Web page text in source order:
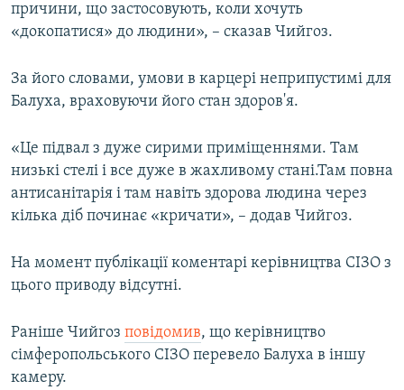
причини, що застосовують, коли хочуть
«докопатися» до людини», – сказав Чийгоз.
За його словами, умови в карцері неприпустимі для
Балуха, враховуючи його стан здоров'я.
«Це підвал з дуже сирими приміщеннями. Там
низькі стелі і все дуже в жахливому стані.Там повна
антисанітарія і там навіть здорова людина через
кілька діб починає «кричати», – додав Чийгоз.
На момент публікації коментарі керівництва СІЗО з
цього приводу відсутні.
Раніше Чийгоз повідомив, що керівництво
сімферопольського СІЗО перевело Балуха в іншу
камеру.